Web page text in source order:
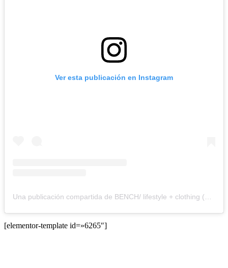
Ver esta publicación en Instagram
[elementor-template id=»6265″]